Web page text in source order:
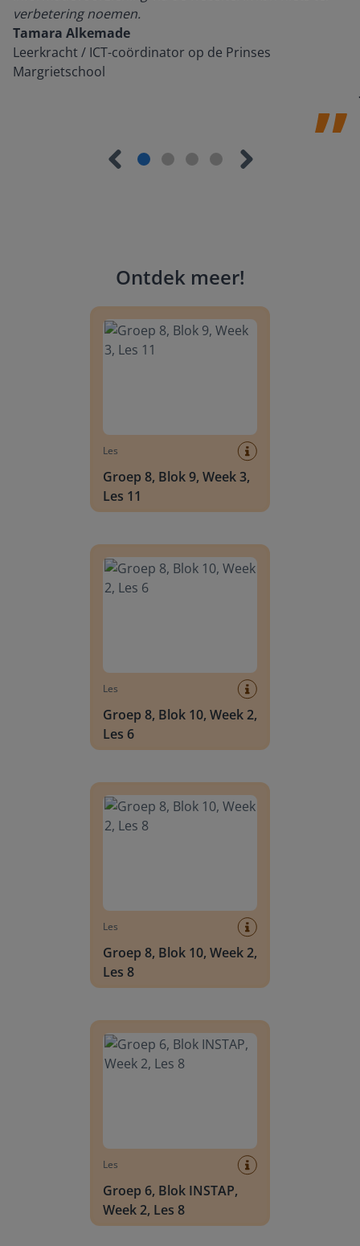
verbetering noemen.
Tamara Alkemade
Leerkracht / ICT-coördinator op de Prinses
Margrietschool
Ontdek meer!
Les
Groep 8, Blok 9, Week 3,
Les 11
Les
Groep 8, Blok 10, Week 2,
Les 6
Les
Groep 8, Blok 10, Week 2,
Les 8
Les
Groep 6, Blok INSTAP,
Week 2, Les 8